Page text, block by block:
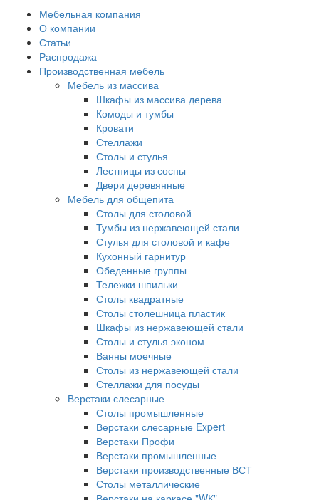
Мебельная компания
О компании
Статьи
Распродажа
Производственная мебель
Мебель из массива
Шкафы из массива дерева
Комоды и тумбы
Кровати
Стеллажи
Столы и стулья
Лестницы из сосны
Двери деревянные
Мебель для общепита
Столы для столовой
Тумбы из нержавеющей стали
Стулья для столовой и кафе
Кухонный гарнитур
Обеденные группы
Тележки шпильки
Столы квадратные
Столы столешница пластик
Шкафы из нержавеющей стали
Столы и стулья эконом
Ванны моечные
Столы из нержавеющей стали
Стеллажи для посуды
Верстаки слесарные
Столы промышленные
Верстаки слесарные Expert
Верстаки Профи
Верстаки промышленные
Верстаки производственные ВСТ
Столы металлические